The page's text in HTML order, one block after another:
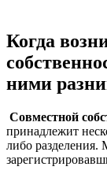
Когда
ними
Совместной
принадлежит
либо разделения.